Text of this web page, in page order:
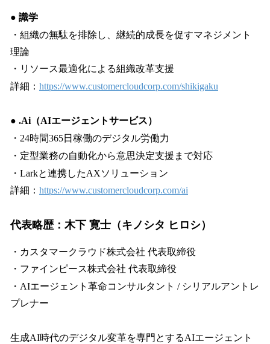
● 識学
・組織の無駄を排除し、継続的成長を促すマネジメント
理論
・リソース最適化による組織改革支援
詳細： https://www.customercloudcorp.com/shikigaku
● .Ai（AIエージェントサービス）
・24時間365日稼働のデジタル労働力
・定型業務の自動化から意思決定支援まで対応
・Larkと連携したAXソリューション
詳細： https://www.customercloudcorp.com/ai
代表略歴：木下 寛士（キノシタ ヒロシ）
・カスタマークラウド株式会社 代表取締役
・ファインピース株式会社 代表取締役
・AIエージェント革命コンサルタント / シリアルアントレ
プレナー
生成AI時代のデジタル変革を専門とするAIエージェント